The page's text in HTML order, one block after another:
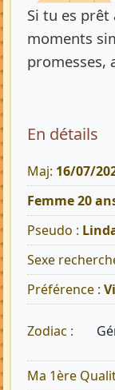
Si tu es
moments
promesses,
En détails
Maj: 16/07/
Femme 20
Pseudo :
Sexe
Préférence :
Zodiac :
Ma 1ère